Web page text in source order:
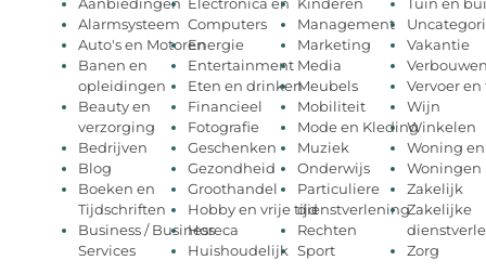
Alarmsysteem
Auto's en Motoren
Banen en
opleidingen
Beauty en
verzorging
Bedrijven
Blog
Boeken en
Tijdschriften
Business / Business
Services
Computers
Energie
Entertainment
Eten en drinken
Financieel
Fotografie
Geschenken
Gezondheid
Groothandel
Hobby en vrije tijd
Horeca
Huishoudelijk
Management
Marketing
Media
Meubels
Mobiliteit
Mode en Kleding
Muziek
Onderwijs
Particuliere
dienstverlening
Rechten
Sport
Vakantie
Vervoer
Wijn
Winkelen
Woning
Woningen
Zakelijk
Zakelijke
Zorg